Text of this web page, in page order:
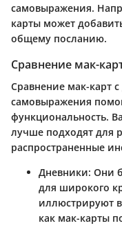
самовыражения.
карты может
общему посланию.
Сравнение мак-
Сравнение мак-карт
самовыражения
функциональность.
лучше подходят для
распространенные
Дневники: Они
для широкого
иллюстрируют
как мак-карты